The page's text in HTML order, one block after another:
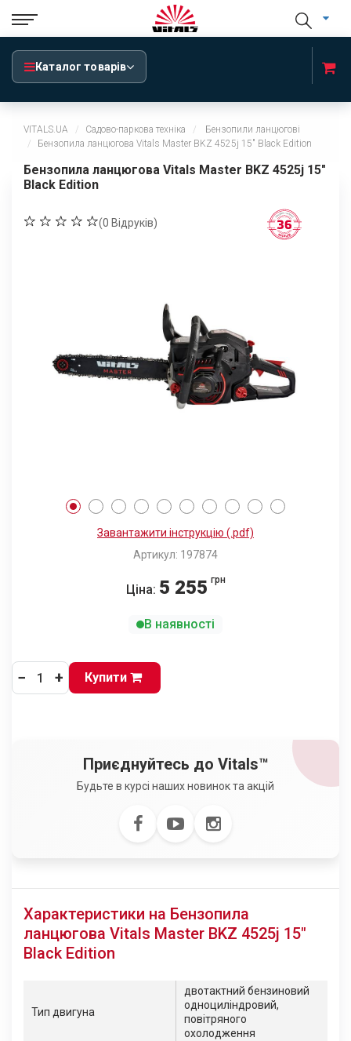
Каталог товарів
VITALS.UA Садово-паркова техніка
Бензопили ланцюгові
Бензопила ланцюгова Vitals Master BKZ 4525j 15" Black Edition
Бензопила ланцюгова Vitals Master BKZ 4525j 15"
Black Edition
(0 Відруків)
Завантажити інструкцію (.pdf)
Артикул: 197874
Ціна: 5 255 грн
В наявності
− + Купити
Приєднуйтесь до Vitals™
Будьте в курсі наших новинок та акцій
Характеристики на Бензопила
ланцюгова Vitals Master BKZ 4525j 15"
Black Edition
Тип двигуна
двотактний бензиновий
одноциліндровий,
повітряного
охолодження